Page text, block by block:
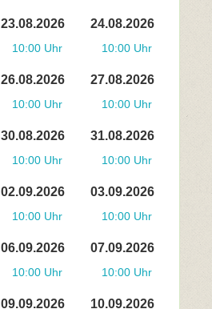
23.08.2026
10:00 Uhr
24.08.2026
10:00 Uhr
26.08.2026
10:00 Uhr
27.08.2026
10:00 Uhr
30.08.2026
10:00 Uhr
31.08.2026
10:00 Uhr
02.09.2026
10:00 Uhr
03.09.2026
10:00 Uhr
06.09.2026
10:00 Uhr
07.09.2026
10:00 Uhr
09.09.2026 10.09.2026